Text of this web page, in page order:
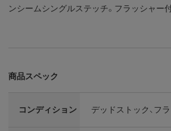
ンシームシングルステッチ。フラッシャー
商品スペック
コンディション デッドストック、フ